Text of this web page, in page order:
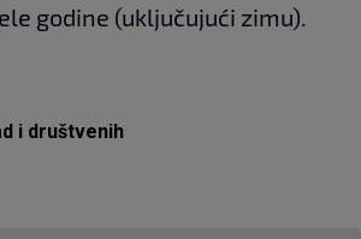
godine (uključujući zimu).
i društvenih